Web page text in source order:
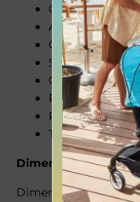
Chasis de
Asiento
Capota XXL
Sistema Click-
Cesta
Respaldo de
Reposapiés
Tejidos
Dimensiones y peso:
Dimensiones